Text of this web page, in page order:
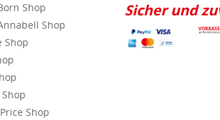
Shop
Shop
Shop
Shop
Sicher und